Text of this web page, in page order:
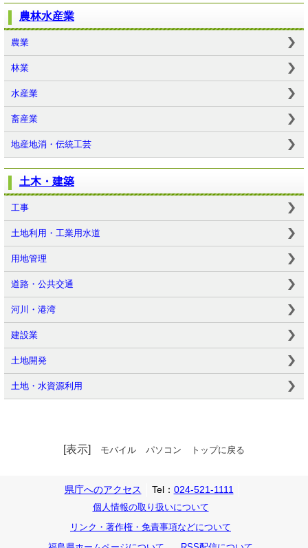
農林水産業
農業
林業
水産業
畜産業
地産地消・伝統工芸
土木・建築
工事
土地利用・工業用水道
用地管理
道路・公共交通
河川・港湾
建設業
土地開発
土地・水資源利用
[表示] モバイル パソコン トップに戻る
県庁へのアクセス Tel： 024-521-1111
個人情報の取り扱いについて
リンク・著作権・免責事項などについて